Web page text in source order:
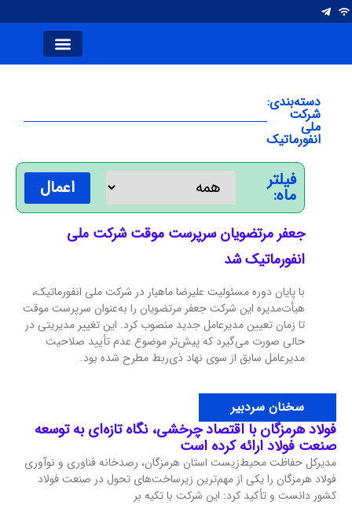
دسته‌بندی:
شرکت
ملی
انفورماتیک
فیلتر
ماه: اعمال
جعفر مرتضویان سرپرست موقت شرکت ملی
انفورماتیک شد
با پایان دوره مسئولیت علیرضا ماهیار در شرکت ملی انفورماتیک،
هیأت‌مدیره این شرکت جعفر مرتضویان را به‌عنوان سرپرست موقت
تا زمان تعیین مدیرعامل جدید منصوب کرد. این تغییر مدیریتی در
حالی صورت می‌گیرد که پیش‌تر موضوع عدم تأیید صلاحیت
مدیرعامل سابق از سوی نهاد ذی‌ربط مطرح شده بود.
سخنان سردبیر
فولاد هرمزگان با اقتصاد چرخشی، نگاه تازه‌ای به توسعه
صنعت فولاد ارائه کرده است
مدیرکل حفاظت محیط‌زیست استان هرمزگان، رصدخانه فناوری و نوآوری
فولاد هرمزگان را یکی از مهم‌ترین زیرساخت‌های تحول در صنعت فولاد
کشور دانست و تأکید کرد: این شرکت با تکیه بر